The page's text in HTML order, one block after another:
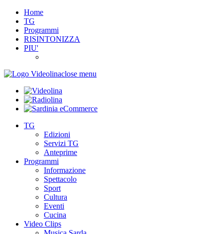
Home
TG
Programmi
RISINTONIZZA
PIU'
close menu
TG
Edizioni
Servizi TG
Anteprime
Programmi
Informazione
Spettacolo
Sport
Cultura
Eventi
Cucina
Video Clips